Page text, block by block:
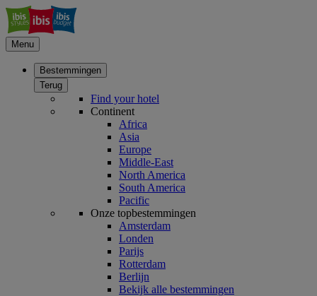
Menu
Bestemmingen
Terug
Find your hotel
Continent
Africa
Asia
Europe
Middle-East
North America
South America
Pacific
Onze topbestemmingen
Amsterdam
Londen
Parijs
Rotterdam
Berlijn
Bekijk alle bestemmingen